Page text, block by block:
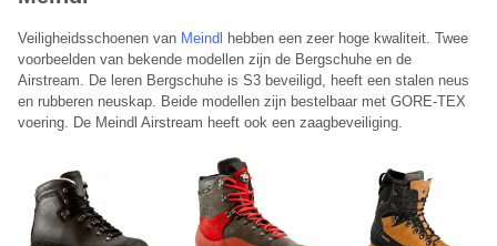
Veiligheidsschoenen van Meindl
hebben een zeer hoge kwaliteit. Twee
voorbeelden van bekende modellen zijn de Bergschuhe en de
Airstream. De leren Bergschuhe is S3 beveiligd, heeft een stalen neus
en rubberen neuskap. Beide modellen zijn bestelbaar met GORE-TEX
voering. De Meindl Airstream heeft ook een zaagbeveiliging.
tussen 09:00 – 17:00 uur.
Annuleren